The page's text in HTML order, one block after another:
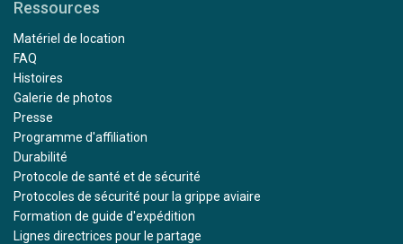
Ressources
Matériel de location
FAQ
Histoires
Galerie de photos
Presse
Programme d'affiliation
Durabilité
Protocole de santé et de sécurité
Protocoles de sécurité pour la grippe aviaire
Formation de guide d'expédition
Lignes directrices pour le partage